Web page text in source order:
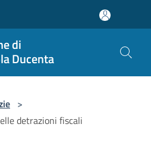
di
Ducenta
>
detrazioni fiscali